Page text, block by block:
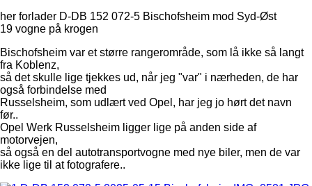
her forlader D-DB 152 072-5 Bischofsheim mod Syd-Øst
19 vogne på krogen
Bischofsheim var et større rangerområde, som lå ikke så langt
fra Koblenz,
så det skulle lige tjekkes ud, når jeg "var" i nærheden, de har
også forbindelse med
Russelsheim, som udlært ved Opel, har jeg jo hørt det navn
før..
Opel Werk Russelsheim ligger lige på anden side af
motorvejen,
så også en del autotransportvogne med nye biler, men de var
ikke lige til at fotografere..